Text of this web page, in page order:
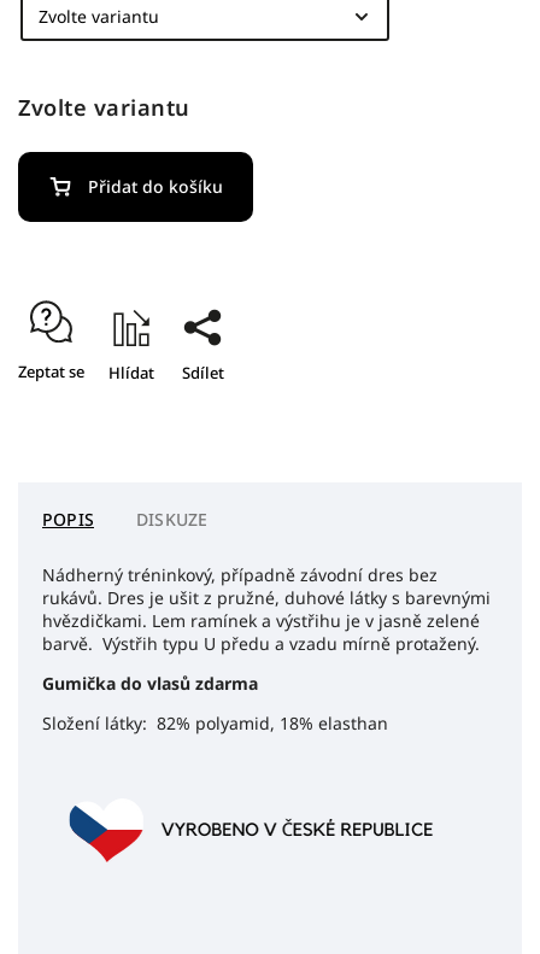
Zvolte variantu
Přidat do košíku
Zeptat se Hlídat Sdílet
POPIS DISKUZE
Nádherný tréninkový, případně závodní dres bez
rukávů. Dres je ušit z pružné, duhové látky s barevnými
hvězdičkami. Lem ramínek a výstřihu je v jasně zelené
barvě. Výstřih typu U předu a vzadu mírně protažený.
Gumička do vlasů zdarma
Složení látky: 82% polyamid, 18% elasthan